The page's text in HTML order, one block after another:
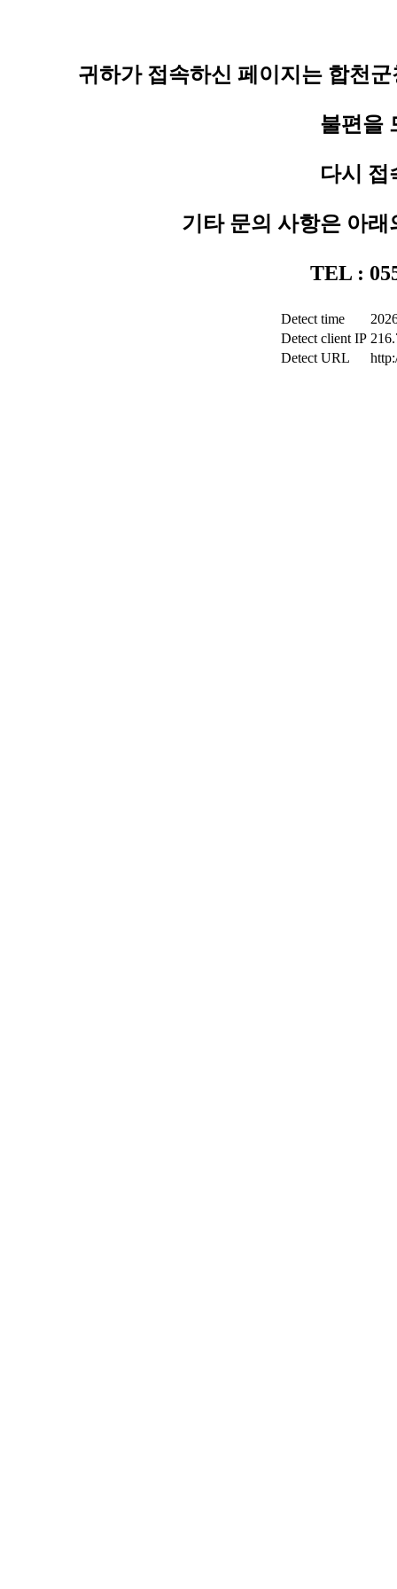
귀하가 접속하신 페이지는 합천
불편을
다시 접
기타 문의 사항은 아
TEL :
Detect time
Detect client IP
Detect URL